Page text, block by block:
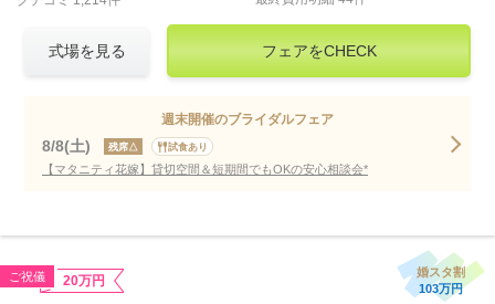
式場を見る フェアをCHECK
週末開催のブライダルフェア
8/8(土) 残席△ 試食あり
【マタニティ花嫁】貸切空間＆短期間でもOKの安心相談会*
ご祝儀 20万円
婚スタ割
103万円